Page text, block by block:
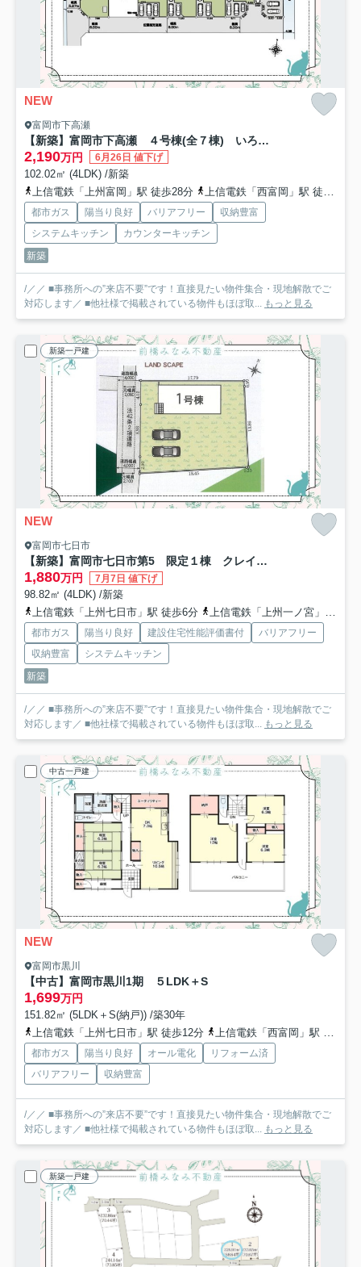
NEW
富岡市下高瀬
【新築】富岡市下高瀬 ４号棟(全７棟) いろどりアイタウン 新築建売分譲
2,190万円 6月26日 値下げ
102.02㎡ (4LDK) /新築
上信電鉄「上州富岡」駅 徒歩28分
上信電鉄「西富岡」駅 徒歩19分
都市ガス 陽当り良好 バリアフリー
収納豊富
システムキッチン
カウンターキッチン
新築
/／／ ■事務所への”来店不要”です！直接見たい物件集合・現地解散でご
対応します／ ■他社様で掲載されている物件もほぼ取... もっと見る
新築一戸建
NEW
富岡市七日市
【新築】富岡市七日市第5 限定１棟 クレイドルガーデン 新築建売
1,880万円 7月7日 値下げ
98.82㎡ (4LDK) /新築
上信電鉄「上州七日市」駅 徒歩6分
上信電鉄「上州一ノ宮」駅 徒歩14分
都市ガス 陽当り良好 建設住宅性能評価書付
バリアフリー
収納豊富
システムキッチン
新築
/／／ ■事務所への”来店不要”です！直接見たい物件集合・現地解散でご
対応します／ ■他社様で掲載されている物件もほぼ取... もっと見る
中古一戸建
NEW
富岡市黒川
【中古】富岡市黒川1期 ５LDK＋S
1,699万円
151.82㎡ (5LDK＋S(納戸)) /築30年
上信電鉄「上州七日市」駅 徒歩12分
上信電鉄「西富岡」駅 徒歩18分
都市ガス 陽当り良好 オール電化
リフォーム済
バリアフリー
収納豊富
/／／ ■事務所への”来店不要”です！直接見たい物件集合・現地解散でご
対応します／ ■他社様で掲載されている物件もほぼ取... もっと見る
新築一戸建